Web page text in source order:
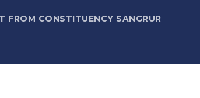
FROM CONSTITUENCY SANGRUR